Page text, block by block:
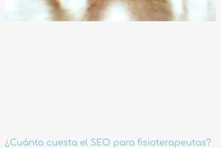
¿Cuánto cuesta el SEO para fisioterapeutas?